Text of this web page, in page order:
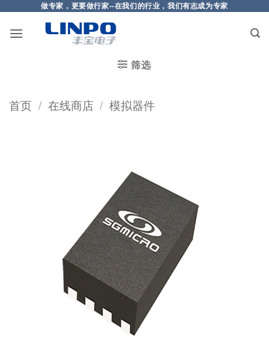
做专家，更要做行家--在我们的行业，我们有志成为专家
筛选
首页 / 在线商店 / 模拟器件